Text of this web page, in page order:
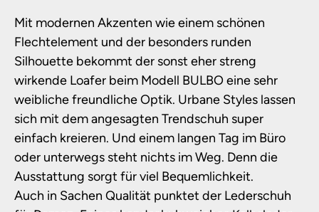
Mit modernen Akzenten wie einem schönen
Flechtelement und der besonders runden
Silhouette bekommt der sonst eher streng
wirkende Loafer beim Modell BULBO eine sehr
weibliche freundliche Optik. Urbane Styles lassen
sich mit dem angesagten Trendschuh super
einfach kreieren. Und einem langen Tag im Büro
oder unterwegs steht nichts im Weg. Denn die
Ausstattung sorgt für viel Bequemlichkeit.
Auch in Sachen Qualität punktet der Lederschuh